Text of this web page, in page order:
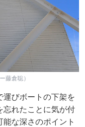
藤倉聡）
運びボートの下架を
忘れたことに気が付
な深さのポイント